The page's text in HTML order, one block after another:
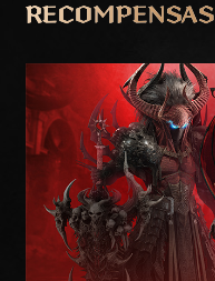
RECOMPENSAS